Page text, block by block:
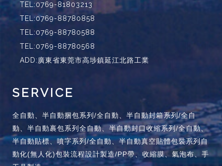
TEL:0769-81803213
TEL:0769-88780858
TEL:0769-88780588
TEL:0769-88780568
ADD:廣東省東莞市高埗鎮延江北路工業
SERVICE
全自動、半自動捆包系列/全自動、半自動封箱系列/全自
動、半自動裹包系列全自動、半自動封口收縮系列/全自動、
半自動貼標、噴字系列/全自動、半自動真空貼體包裝系列自
動化(無人化)包裝流程設計製造/PP帶、收縮膜、氣泡布、手